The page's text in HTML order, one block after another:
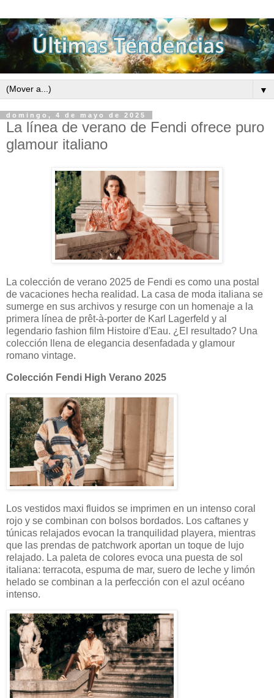
▼
domingo, 4 de mayo de 2025
La línea de verano de Fendi ofrece puro
glamour italiano
La colección de verano 2025 de Fendi es como una postal
de vacaciones hecha realidad. La casa de moda italiana se
sumerge en sus archivos y resurge con un homenaje a la
primera línea de prêt-à-porter de Karl Lagerfeld y al
legendario fashion film Histoire d'Eau. ¿El resultado? Una
colección llena de elegancia desenfadada y glamour
romano vintage.
Colección Fendi High Verano 2025
Los vestidos maxi fluidos se imprimen en un intenso coral
rojo y se combinan con bolsos bordados. Los caftanes y
túnicas relajados evocan la tranquilidad playera, mientras
que las prendas de patchwork aportan un toque de lujo
relajado. La paleta de colores evoca una puesta de sol
italiana: terracota, espuma de mar, suero de leche y limón
helado se combinan a la perfección con el azul océano
intenso.